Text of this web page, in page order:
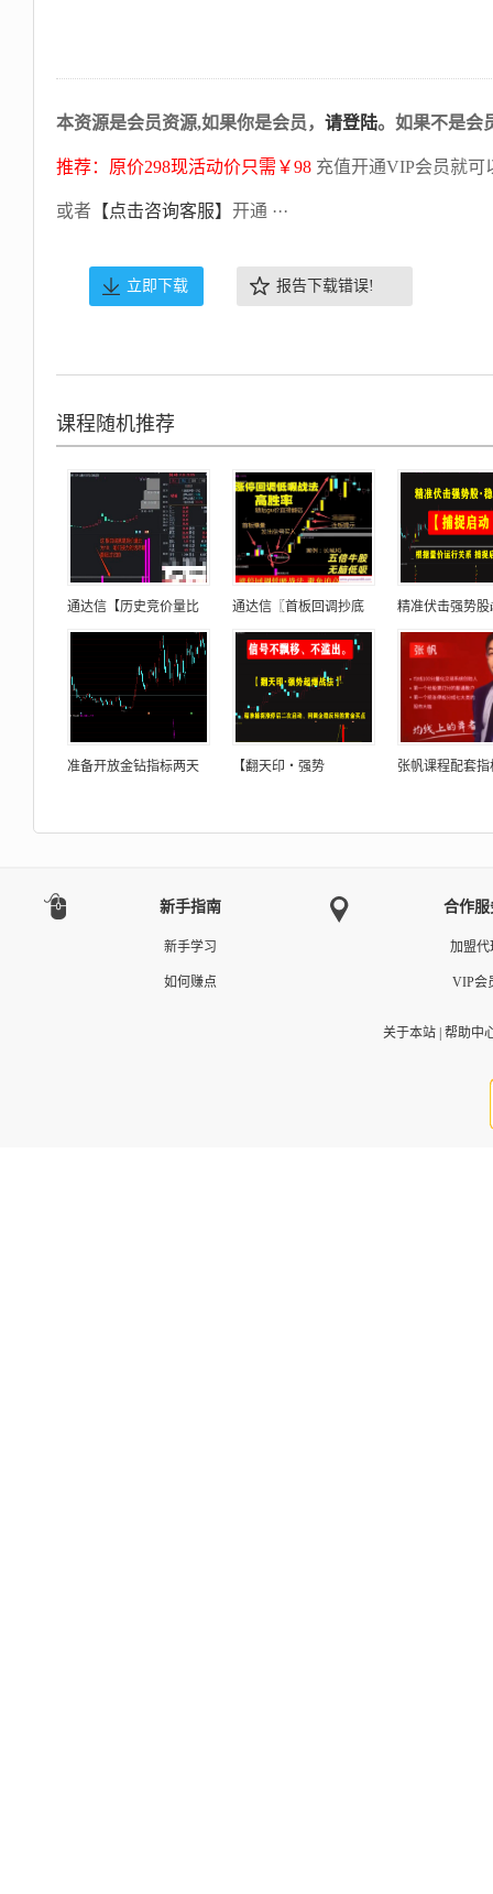
本资源是会员资源,如果你是会员， 请登陆。如果不是会
推荐：原价298现活动价只需￥98 充值开通VIP会员就可
或者 【点击咨询客服】 开通 ···
立即下载 报告下载错误!
课程随机推荐
通达信【历史竞价量比 通达信〖首板回调抄底 精准伏击强势股
准备开放金钻指标两天 【翻天印・强势 张帆课程配套指
新手指南
新手学习
如何赚点
合作服
加盟代
VIP会
关于本站| 帮助中